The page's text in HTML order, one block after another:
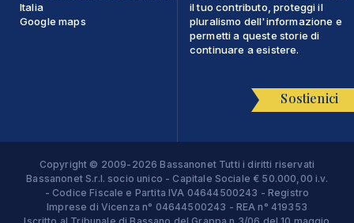
Italia
Google maps
il tuo contributo, proteggi il
pluralismo dell'informazione e
permetti a queste storie di
continuare a esistere.
Sostienici
Copyright © 2009-2026 Bassanonet Tutti i diritti riservati
Bassanonet S.r.l. socio unico - Capitale Sociale € 50.000,00 i.v.
- Codice Fiscale e Partita IVA 04644500243 - Registro
Imprese di Vicenza n° 04644500243 - REA n° 419353